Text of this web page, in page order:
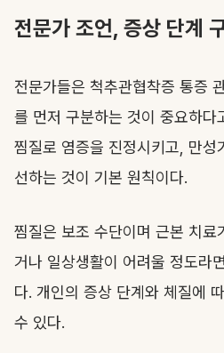
전문가 조언, 증상 단계
전문가들은 척추관협착증 통증
를 먼저 구분하는 것이 중요하다
찜질로 염증을 진정시키고, 만성
선하는 것이 기본 원칙이다.
찜질은 보조 수단이며 근본 치료
거나 일상생활이 어려울 정도라
다. 개인의 증상 단계와 체질에
수 있다.